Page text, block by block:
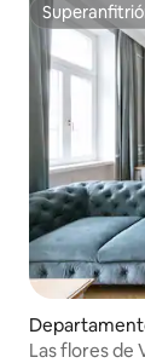
Las flores de